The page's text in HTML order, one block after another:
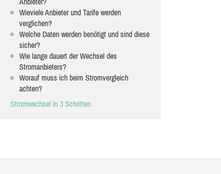
Wieviele Anbieter und Tarife werden
verglichen?
Welche Daten werden benötigt und sind diese
sicher?
Wie lange dauert der Wechsel des
Stromanbieters?
Worauf muss ich beim Stromvergleich
achten?
Stromwechsel in 3 Schritten